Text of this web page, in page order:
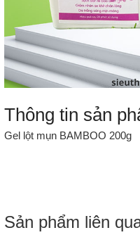
Thông tin sản
Gel lột mụn BAMBOO 200g
Sản phẩm liên